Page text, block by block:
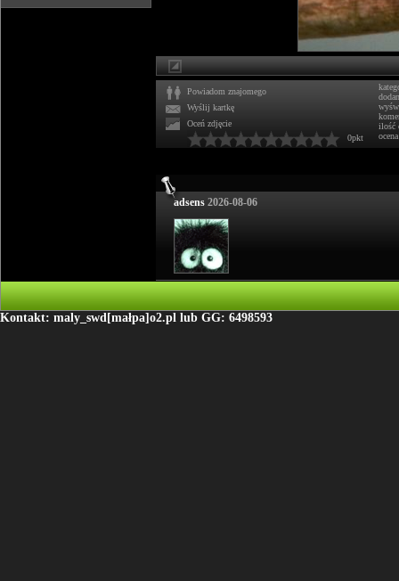
Powiadom znajomego
Wyślij kartkę
Oceń zdjęcie
0pkt
ilość
ocena
adsens 2026-08-06
Kontakt: maly_swd[małpa]o2.pl lub GG: 6498593